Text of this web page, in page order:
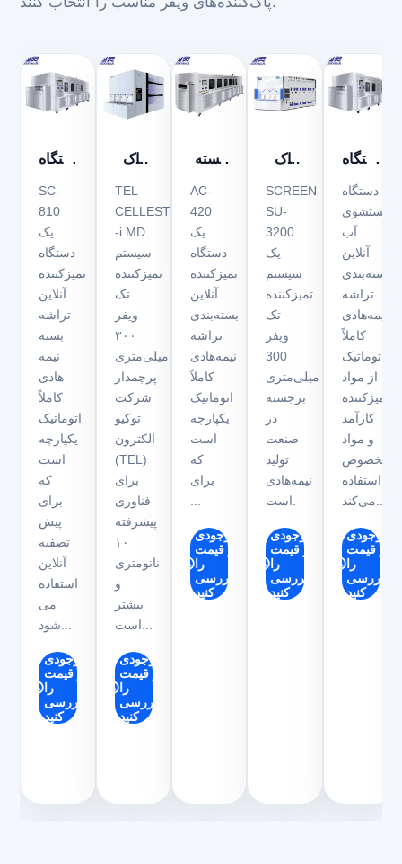
دستگاه
تمیز
کننده
نیمه
هادی
تراشه
بسته
بندی
SC810
SC-
810
یک
دستگاه
تمیزکننده
آنلاین
تراشه
بسته
نیمه
هادی
کاملاً
اتوماتیک
یکپارچه
است
که
برای
پیش
تصفیه
آنلاین
استفاده
می
موجودی
و قیمت
را
بررسی
کنید
پاک
کننده
ویفر
TEL
CELLESTA™
-i MD
TEL
CELLESTA™
-i MD
سیستم
تمیزکننده
تک
ویفر
۳۰۰
میلی‌متری
پرچمدار
شرکت
توکیو
الکترون
(TEL)
برای
فناوری
پیشرفته
۱۰
نانومتری
و
بیشتر
موجودی
و قیمت
را
بررسی
کنید
بسته
بندی
تراشه
دستگاه
تمیز
کننده
نیمه
هادی
AC-
420
AC-
420
یک
دستگاه
تمیزکننده
آنلاین
بسته‌بندی
تراشه
نیمه‌هادی
کاملاً
اتوماتیک
یکپارچه
است
که
برای
موجودی
و قیمت
را
بررسی
کنید
پاک
کننده
ویفر
صفحه
نمایش
SU-
3200
SCREEN
SU-
3200
یک
سیستم
تمیزکننده
تک
ویفر
300
میلی‌متری
برجسته
در
صنعت
تولید
نیمه‌هادی
موجودی
و قیمت
را
بررسی
کنید
دستگاه
تمیز
کننده
بسته
بندی
نیمه
هادی
FC750
دستگاه
شستشوی
آب
آنلاین
بسته‌بندی
تراشه
نیمه‌هادی
کاملاً
اتوماتیک
از مواد
تمیزکننده
کارآمد
و مواد
مخصوص
استفاده
موجودی
و قیمت
را
بررسی
کنید